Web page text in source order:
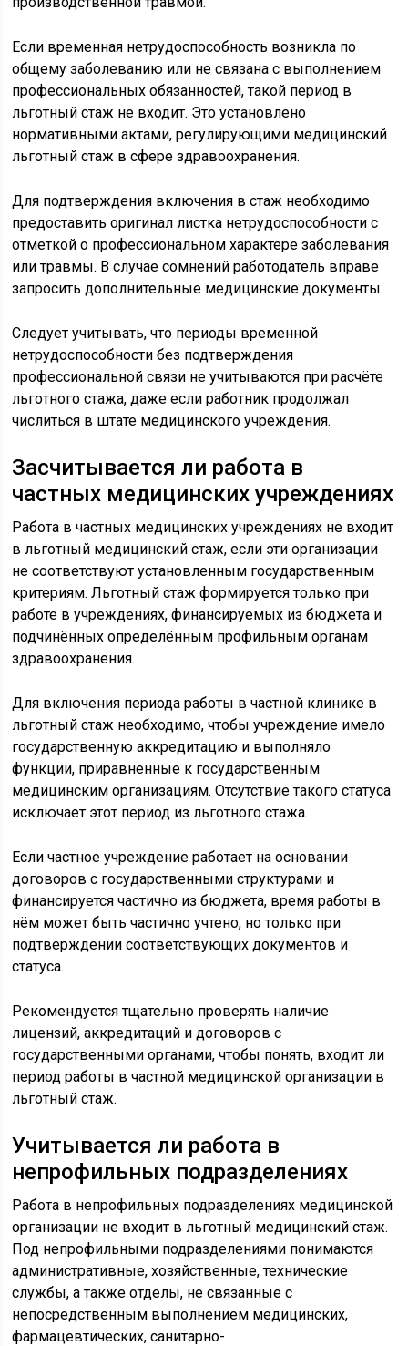
Если временная нетрудоспособность возникла по
общему заболеванию или не связана с выполнением
профессиональных обязанностей, такой период в
льготный стаж не входит. Это установлено
нормативными актами, регулирующими медицинский
льготный стаж в сфере здравоохранения.
Для подтверждения включения в стаж необходимо
предоставить оригинал листка нетрудоспособности с
отметкой о профессиональном характере заболевания
или травмы. В случае сомнений работодатель вправе
запросить дополнительные медицинские документы.
Следует учитывать, что периоды временной
нетрудоспособности без подтверждения
профессиональной связи не учитываются при расчёте
льготного стажа, даже если работник продолжал
числиться в штате медицинского учреждения.
Засчитывается ли работа в
частных медицинских учреждениях
Работа в частных медицинских учреждениях не входит
в льготный медицинский стаж, если эти организации
не соответствуют установленным государственным
критериям. Льготный стаж формируется только при
работе в учреждениях, финансируемых из бюджета и
подчинённых определённым профильным органам
здравоохранения.
Для включения периода работы в частной клинике в
льготный стаж необходимо, чтобы учреждение имело
государственную аккредитацию и выполняло
функции, приравненные к государственным
медицинским организациям. Отсутствие такого статуса
исключает этот период из льготного стажа.
Если частное учреждение работает на основании
договоров с государственными структурами и
финансируется частично из бюджета, время работы в
нём может быть частично учтено, но только при
подтверждении соответствующих документов и
статуса.
Рекомендуется тщательно проверять наличие
лицензий, аккредитаций и договоров с
государственными органами, чтобы понять, входит ли
период работы в частной медицинской организации в
льготный стаж.
Учитывается ли работа в
непрофильных подразделениях
Работа в непрофильных подразделениях медицинской
организации не входит в льготный медицинский стаж.
Под непрофильными подразделениями понимаются
административные, хозяйственные, технические
службы, а также отделы, не связанные с
непосредственным выполнением медицинских,
фармацевтических, санитарно-